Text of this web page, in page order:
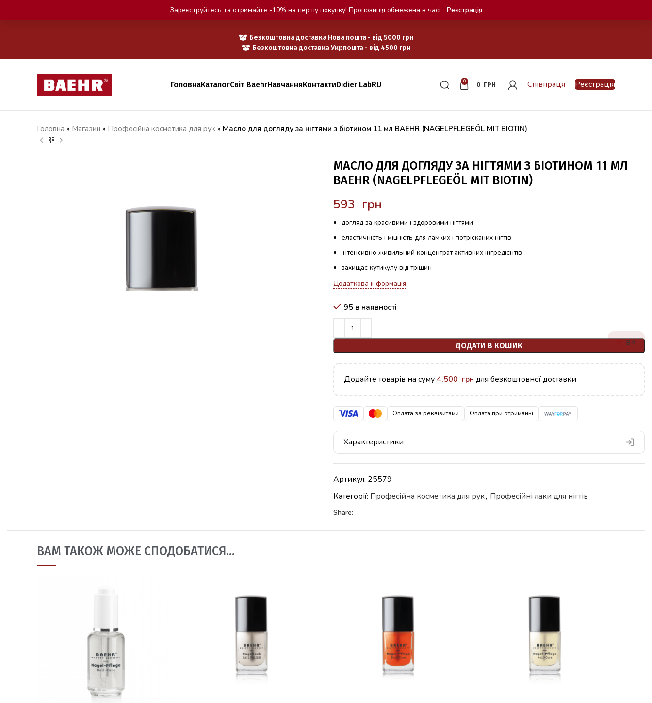
Безкоштовна доставка Нова пошта - від 5000 грн
Безкоштовна доставка Укрпошта - від 4500 грн
ГоловнаКаталогСвіт BaehrНавчанняКонтактиDidier LabRU 0
0 ГРН Співпраця Реєстрація
Головна » Магазин » Професійна косметика для рук » Масло для догляду за нігтями з біотином 11 мл BAEHR (NAGELPFLEGEÖL MIT BIOTIN)
МАСЛО ДЛЯ ДОГЛЯДУ ЗА НІГТЯМИ З БІОТИНОМ 11 МЛ
BAEHR (NAGELPFLEGEÖL MIT BIOTIN)
грн
догляд за красивими і здоровими нігтями
еластичність і міцність для ламких і потрісканих нігтів
інтенсивно живильний концентрат активних інгредієнтів
захищає кутикулу від тріщин
Додаткова інформація
95 в наявності
ДОДАТИ В КОШИК 84
Додайте товарів на суму 4,500 грн для безкоштовної доставки
Оплата за реквізитами Оплата при отриманні
Характеристики
Артикул: 25579
Категорії: Професійна косметика для рук, Професійні лаки для нігтів
Share:
ВАМ ТАКОЖ МОЖЕ СПОДОБАТИСЯ…
Зареєструйтесь та отримайте -10% на першу покупку! Пропозиція обмежена в часі. Реєстрація